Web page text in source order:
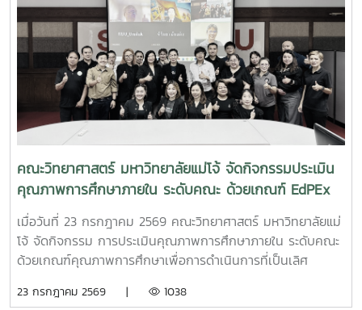
คณะวิทยาศาสตร์ มหาวิทยาลัยแม่โจ้ จัดกิจกรรมประเมิน
คุณภาพการศึกษาภายใน ระดับคณะ ด้วยเกณฑ์ EdPEx
ประจำปีการศึกษา 2568
เมื่อวันที่ 23 กรกฎาคม 2569 คณะวิทยาศาสตร์ มหาวิทยาลัยแม่
โจ้ จัดกิจกรรม การประเมินคุณภาพการศึกษาภายใน ระดับคณะ
ด้วยเกณฑ์คุณภาพการศึกษาเพื่อการดำเนินการที่เป็นเลิศ
EdPEx) ประจำปีการศึกษา 2568 เพื่อทบทวนผลการดำเนินงาน
23 กรกฎาคม 2569 | 1038